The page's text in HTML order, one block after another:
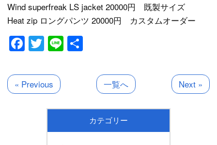
Wind superfreak LS jacket 20000円 既製サイズ
Heat zip ロングパンツ 20000円 カスタムオーダー
Facebook
Twitter
Line
« Previous 一覧へ Next »
カテゴリー